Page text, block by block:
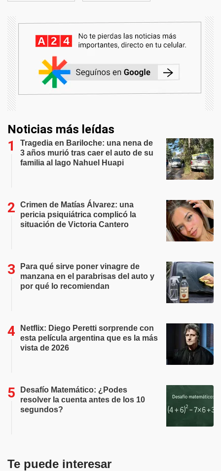
Noticias más leídas
Tragedia en Bariloche: una nena de
3 años murió tras caer el auto de su
familia al lago Nahuel Huapi
Crimen de Matías Álvarez: una
pericia psiquiátrica complicó la
situación de Victoria Cantero
Para qué sirve poner vinagre de
manzana en el parabrisas del auto y
por qué lo recomiendan
Netflix: Diego Peretti sorprende con
esta película argentina que es la más
vista de 2026
Desafío Matemático: ¿Podes
resolver la cuenta antes de los 10
segundos?
Te puede interesar